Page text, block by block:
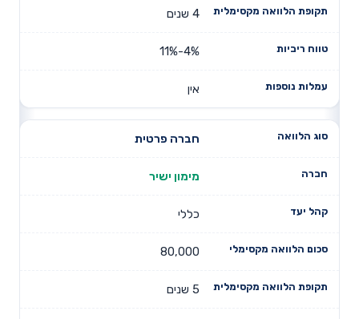
4 שנים
4%-11%
אין
חברה פרטית
מימון ישיר
כללי
80,000
5 שנים